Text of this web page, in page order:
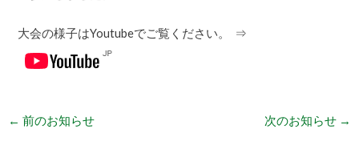
大会の様子はYoutubeでご覧ください。 ⇒
← 前のお知らせ 次のお知らせ →